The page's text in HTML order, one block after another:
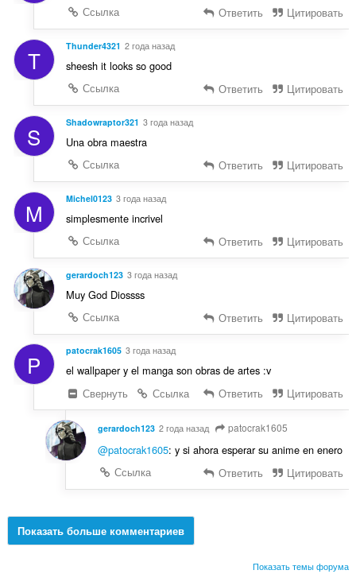
Ссылка
Ответить Цитировать
T Thunder4321 2 года назад
sheesh it looks so good
Ссылка
Ответить Цитировать
S Shadowraptor321 3 года назад
Una obra maestra
Ссылка
Ответить Цитировать
M Michel0123 3 года назад
simplesmente incrivel
Ссылка
Ответить Цитировать
gerardoch123 3 года назад
Muy God Diossss
Ссылка
Ответить Цитировать
P patocrak1605 3 года назад
el wallpaper y el manga son obras de artes :v
Свернуть
Ссылка Ответить Цитировать
gerardoch123 2 года назад patocrak1605
@patocrak1605: y si ahora esperar su anime en enero
Ссылка
Ответить Цитировать
Показать больше комментариев
Показать темы форума